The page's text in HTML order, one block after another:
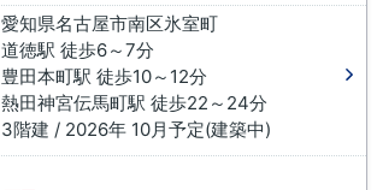
愛知県名古屋市南区氷室町
道徳駅 徒歩6～7分
豊田本町駅 徒歩10～12分
熱田神宮伝馬町駅 徒歩22～24分
3階建 / 2026年 10月予定(建築中)